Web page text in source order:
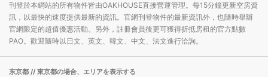
刊登於本網站的所有物件皆由OAKHOUSE直接營運管理。每15分鐘更新空房資
訊，以最快的速度提供最新的資訊。官網刊登物件的最新資訊外，也隨時舉辦
官網限定的超值優惠活動。另外，註冊會員後更可獲得折抵房租的官方點數
PAO。歡迎隨時以日文、英文、韓文、中文、法文進行洽詢。
东京都 // 東京都の場合、エリアを表示する